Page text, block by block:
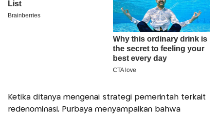
Ketika ditanya mengenai strategi pemerintah terkait
redenominasi, Purbaya menyampaikan bahwa